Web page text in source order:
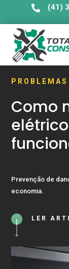
 (41)
PROBLEMAS
Como
Prevenção de
economia.
LER